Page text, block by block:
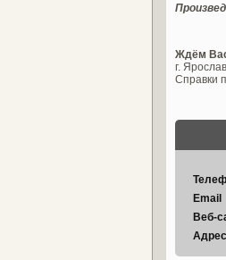
Ждём
г.
Справки
Email
Веб-
Адрес